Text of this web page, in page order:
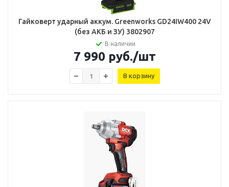
Гайковерт ударный аккум. Greenworks GD24IW400 24V
(без АКБ и ЗУ) 3802907
В наличии
7 990 руб./шт
В корзину